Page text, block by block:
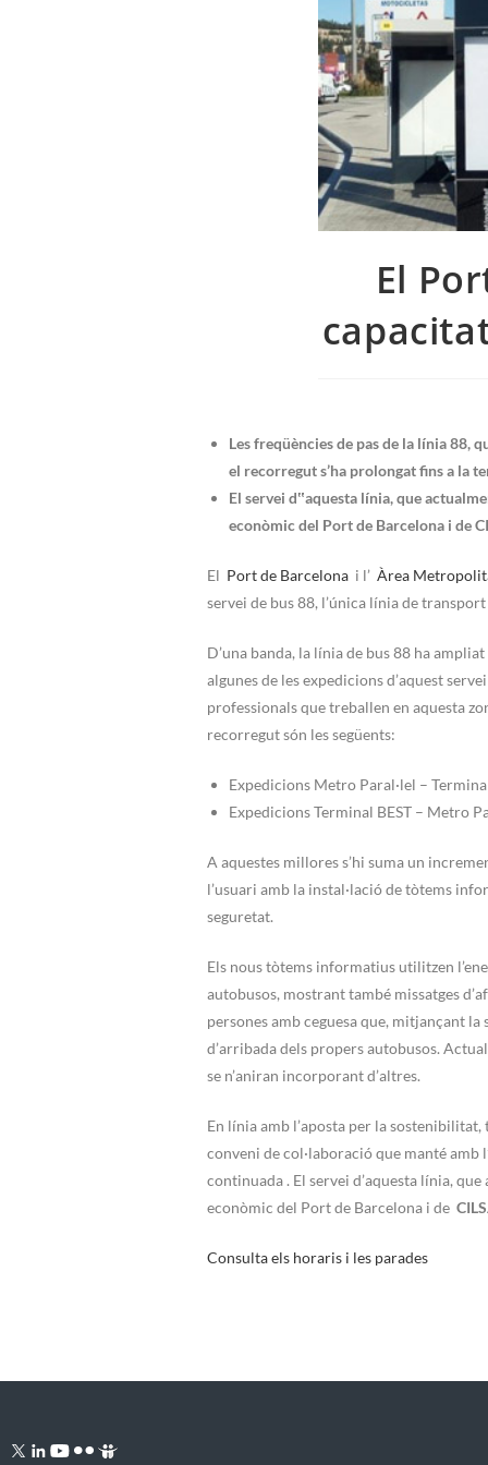
El
Les freqüències de pas de la línia 88,
el recorregut s’ha prolongat fins a la
El servei d‟aquesta línia, que
econòmic del Port de Barcelona i de
El Port de Barcelona i l’ Àrea
servei de bus 88, l’única línia de
D’una banda, la línia de bus 88 ha
algunes de les expedicions d’aquest
professionals que treballen en aquesta
recorregut són les següents:
Expedicions Metro Paral·lel –
Expedicions Terminal BEST – Metro
A aquestes millores s’hi suma un
l’usuari amb la instal·lació de tòtems
seguretat.
Els nous tòtems informatius utilitzen
autobusos, mostrant també missatges
persones amb ceguesa que, mitjançant
d’arribada dels propers autobusos.
se n’aniran incorporant d’altres.
En línia amb l’aposta per la
conveni de col·laboració que manté amb
continuada . El servei d’aquesta línia,
econòmic del Port de Barcelona i de
Consulta els horaris i les parades